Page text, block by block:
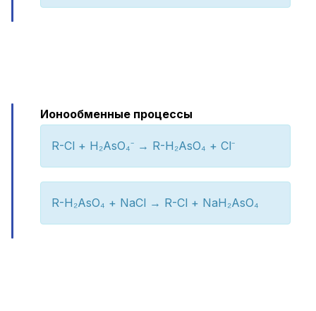
Ионообменные процессы
R-Cl + H₂AsO₄⁻ → R-H₂AsO₄ + Cl⁻
R-H₂AsO₄ + NaCl → R-Cl + NaH₂AsO₄